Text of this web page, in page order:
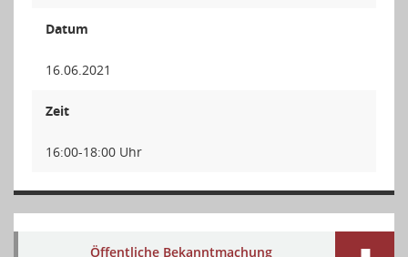
Datum
16.06.2021
Zeit
16:00-18:00 Uhr
Öffentliche Bekanntmachung